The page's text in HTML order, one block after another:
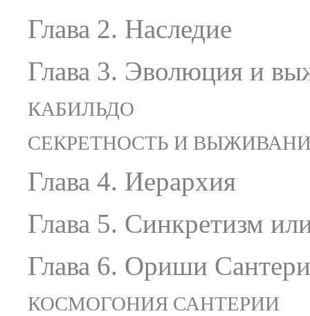
Глава 2. Наследие
Глава 3. Эволюция и
КАБИЛЬДО
СЕКРЕТНОСТЬ И
Глава 4. Иерархия
Глава 5. Синкретизм
Глава 6. Ориши
КОСМОГОНИЯ САНТЕРИИ